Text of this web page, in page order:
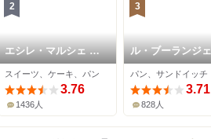
2
エシレ・マルシェ オ
ブール
スイーツ、ケーキ、パン
3.76
1436人
3
ル・ブーランジ
ゥ・モンジュ う
阪急店
パン、サンドイッチ
3.71
828人